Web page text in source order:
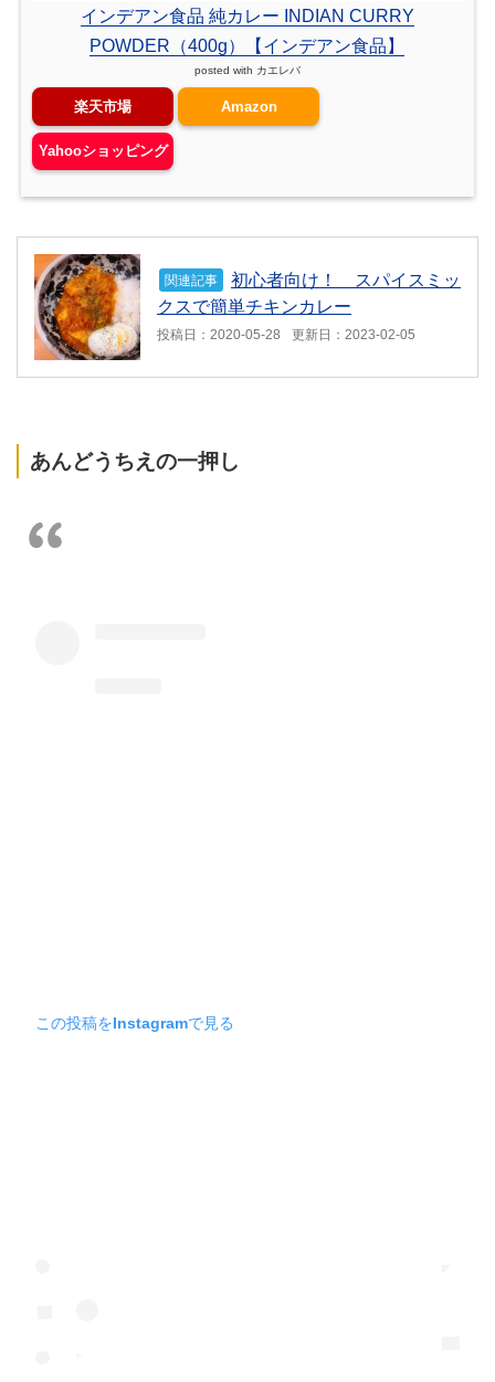
インデアン食品 純カレー INDIAN CURRY
POWDER（400g）【インデアン食品】
posted with カエレバ
楽天市場 Amazon
Yahooショッピング
関連記事
初心者向け！ スパイスミッ
クスで簡単チキンカレー
投稿日：2020-05-28 更新日：2023-02-05
あんどうちえの一押し
この投稿をInstagramで見る